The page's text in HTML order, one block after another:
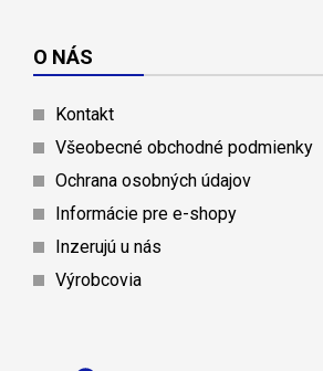
O NÁS
Kontakt
Všeobecné obchodné podmienky
Ochrana osobných údajov
Informácie pre e-shopy
Inzerujú u nás
Výrobcovia